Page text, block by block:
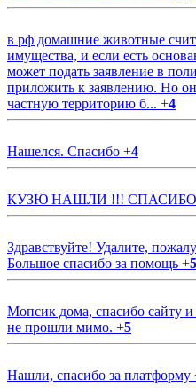
в рф домашние животные
имущества, и если есть
может подать заявление в
приложить к заявлению. Но
частную территорию б... +4
Нашелся. Спасибо +4
КУЗЮ НАШЛИ !!!
Здравствуйте! Удалите,
Большое спасибо за помощь +5
Мопсик дома, спасибо сайту
не прошли мимо. +5
Нашли, спасибо за платформу